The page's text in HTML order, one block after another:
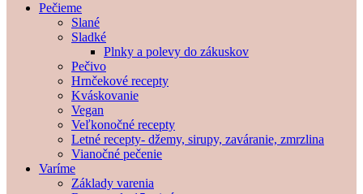
Pečieme
Slané
Sladké
Plnky a polevy do zákuskov
Pečivo
Hrnčekové recepty
Kváskovanie
Vegan
Veľkonočné recepty
Letné recepty- džemy, sirupy, zaváranie, zmrzlina
Vianočné pečenie
Varíme
Základy varenia